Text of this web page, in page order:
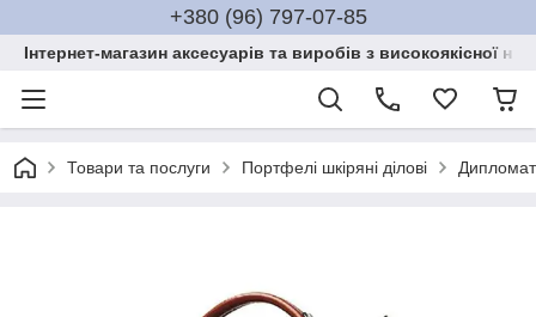
+380 (96) 797-07-85
Інтернет-магазин аксесуарів та виробів з високоякісної
Товари та послуги Портфелі шкіряні ділові Дипломат